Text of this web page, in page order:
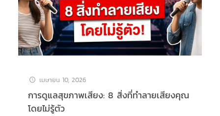
เมษายน 10, 2026
การดูแลสุขภาพเสียง: 8 สิ่งที่ทำลายเสียงคุณ
โดยไม่รู้ตัว